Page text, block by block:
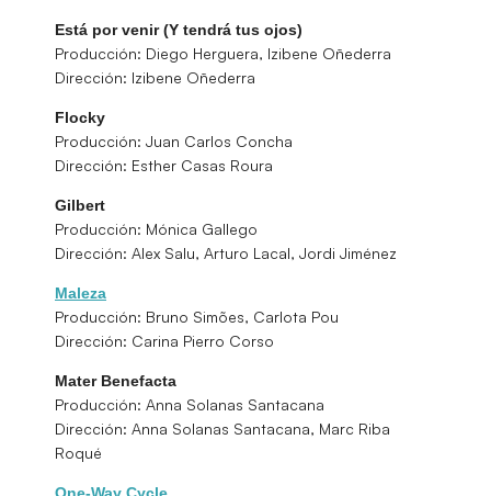
Está por venir (Y tendrá tus ojos)
Producción: Diego Herguera, Izibene Oñederra
Dirección: Izibene Oñederra
Flocky
Producción: Juan Carlos Concha
Dirección: Esther Casas Roura
Gilbert
Producción: Mónica Gallego
Dirección: Alex Salu, Arturo Lacal, Jordi Jiménez
Maleza
Producción: Bruno Simões, Carlota Pou
Dirección: Carina Pierro Corso
Mater Benefacta
Producción: Anna Solanas Santacana
Dirección: Anna Solanas Santacana, Marc Riba
Roqué
One-Way Cycle